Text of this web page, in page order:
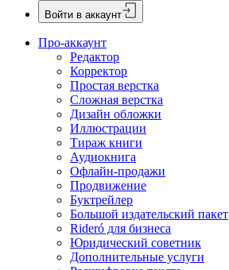
Войти в аккаунт
Про-аккаунт
Редактор
Корректор
Простая верстка
Сложная верстка
Дизайн обложки
Иллюстрации
Тираж книги
Аудиокнига
Офлайн-продажи
Продвижение
Буктрейлер
Большой издательский пакет
Rideró для бизнеса
Юридический советник
Дополнительные услуги